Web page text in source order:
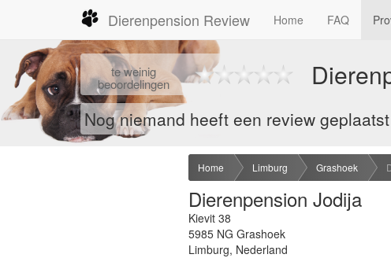
Dierenpension Review Home FAQ
teweinig
beoordelingen
Nog niemand heeft een review
Home Limburg Grashoek
Dierenpension Jodija
Kievit 38
5985 NG Grashoek
Limburg, Nederland